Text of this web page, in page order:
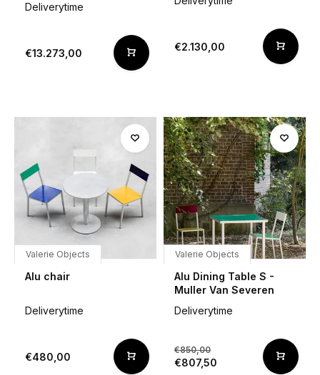
Deliverytime
€13.273,00
€2.130,00
Valerie Objects
Alu chair
Deliverytime
€480,00
Valerie Objects
Alu Dining Table S -
Muller Van Severen
Deliverytime
€850,00
€807,50